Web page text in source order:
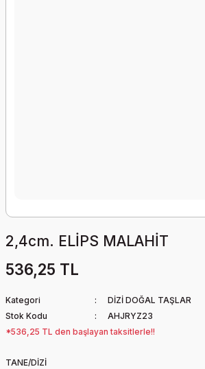
2,4cm. ELİPS MALAHİT
536,25 TL
Kategori
DİZİ DOĞAL TAŞLAR
Stok Kodu
AHJRYZ23
*536,25 TL den başlayan taksitlerle!!
TANE/DİZİ